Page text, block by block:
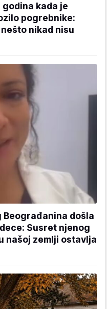
kada je
pogrebnike:
nikad nisu
Beograđanina došla
Susret njenog
našoj zemlji ostavlja